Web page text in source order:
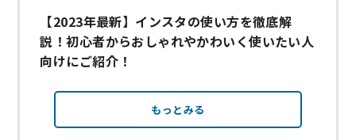
【2023年最新】インスタの使い方を徹底解
説！初心者からおしゃれやかわいく使いたい人
向けにご紹介！
もっとみる